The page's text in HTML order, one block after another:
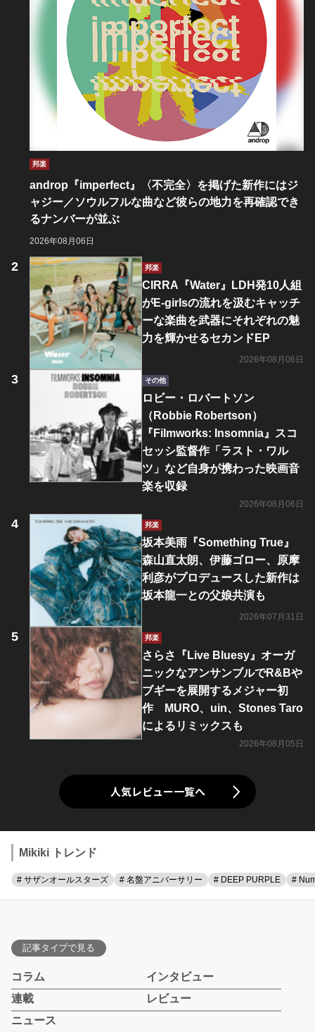
邦楽
androp『imperfect』〈不完全〉を掲げた新作にはジ
ャジー／ソウルフルな曲など彼らの地力を再確認でき
るナンバーが並ぶ
2026年08月06日
邦楽
CIRRA『Water』LDH発10人組
がE-girlsの流れを汲むキャッチ
ーな楽曲を武器にそれぞれの魅
力を輝かせるセカンドEP
2026年08月06日
その他
ロビー・ロバートソン
（Robbie Robertson）
『Filmworks: Insomnia』スコ
セッシ監督作「ラスト・ワル
ツ」など自身が携わった映画音
楽を収録
2026年08月06日
邦楽
坂本美雨『Something True』
森山直太朗、伊藤ゴロー、原摩
利彦がプロデュースした新作は
坂本龍一との父娘共演も
2026年07月31日
邦楽
さらさ『Live Bluesy』オーガ
ニックなアンサンブルでR&Bや
ブギーを展開するメジャー初
作 MURO、uin、Stones Taro
によるリミックスも
2026年08月05日
人気レビュー一覧へ
Mikiki トレンド
# サザンオールスターズ # 名盤アニバーサリー # DEEP PURPLE #
記事タイプで見る
コラム
インタビュー
連載
レビュー
ニュース